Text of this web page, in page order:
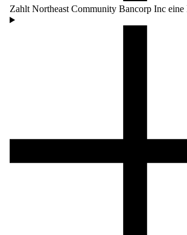
Zahlt Northeast Community Bancorp Inc eine